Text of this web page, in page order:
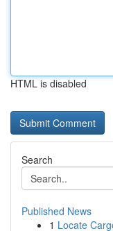
HTML is disabled
Search
Published News
1 Locate